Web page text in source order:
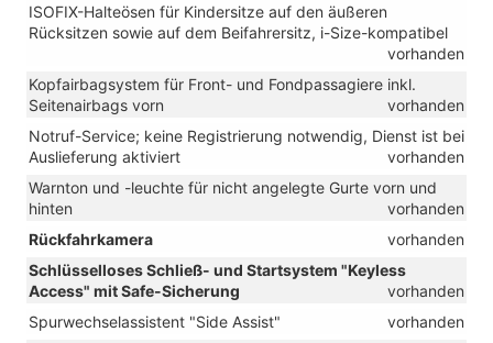
ISOFIX-Halteösen für Kindersitze auf den äußeren
Rücksitzen sowie auf dem Beifahrersitz, i-Size-kompatibel
vorhanden
Kopfairbagsystem für Front- und Fondpassagiere inkl.
Seitenairbags vorn
vorhanden
Notruf-Service; keine Registrierung notwendig, Dienst ist bei
Auslieferung aktiviert
vorhanden
Warnton und -leuchte für nicht angelegte Gurte vorn und
hinten
vorhanden
Rückfahrkamera
vorhanden
Schlüsselloses Schließ- und Startsystem "Keyless
Access" mit Safe-Sicherung
vorhanden
Spurwechselassistent "Side Assist"
vorhanden